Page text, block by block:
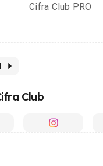
Cifra Club PRO
Club